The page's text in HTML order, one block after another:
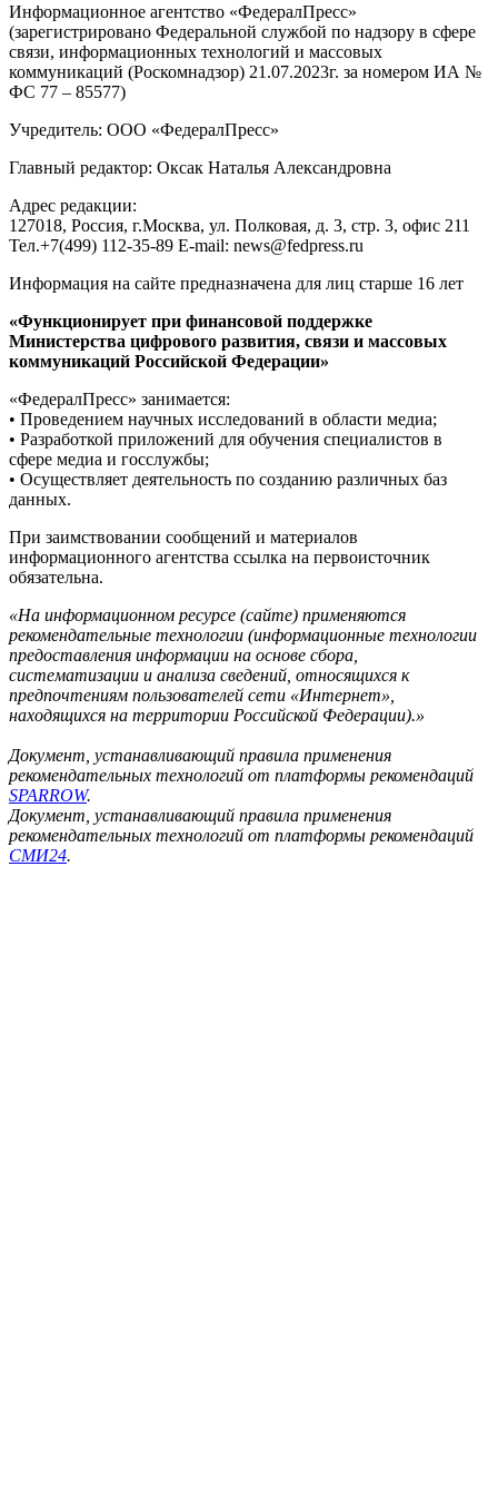
Информационное агентство «ФедералПресс»
(зарегистрировано Федеральной службой по надзору в сфере
связи, информационных технологий и массовых
коммуникаций (Роскомнадзор) 21.07.2023г. за номером ИА №
ФС 77 – 85577)
Учредитель: ООО «ФедералПресс»
Главный редактор: Оксак Наталья Александровна
Адрес редакции:
127018, Россия, г.Москва, ул. Полковая, д. 3, стр. 3, офис 211
Тел.+7(499) 112-35-89 E-mail: news@fedpress.ru
Информация на сайте предназначена для лиц старше 16 лет
«Функционирует при финансовой поддержке
Министерства цифрового развития, связи и массовых
коммуникаций Российской Федерации»
«ФедералПресс» занимается:
• Проведением научных исследований в области медиа;
• Разработкой приложений для обучения специалистов в
сфере медиа и госслужбы;
• Осуществляет деятельность по созданию различных баз
данных.
При заимствовании сообщений и материалов
информационного агентства ссылка на первоисточник
обязательна.
«На информационном ресурсе (сайте) применяются
рекомендательные технологии (информационные технологии
предоставления информации на основе сбора,
систематизации и анализа сведений, относящихся к
предпочтениям пользователей сети «Интернет»,
находящихся на территории Российской Федерации).»
Документ, устанавливающий правила применения
рекомендательных технологий от платформы рекомендаций
SPARROW.
Документ, устанавливающий правила применения
рекомендательных технологий от платформы рекомендаций
СМИ24.